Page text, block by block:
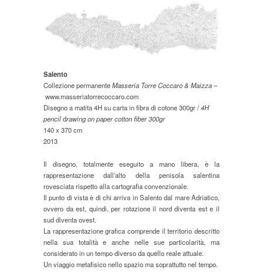
Salento
Collezione permanenteMasseria Torre Coccaro & Maizza –
www.masseriatorrecoccaro.com
Disegno a matita 4H su carta in fibra di cotone 300gr /4H
pencildrawing on paper cotton fiber 300gr
140 x 370 cm
2013
Il disegno, totalmente eseguito a mano libera, è la
rappresentazione dallʼalto della penisola salentina
rovesciata rispetto alla cartografia convenzionale.
Il punto di vista è di chi arriva in Salento dal mare Adriatico,
ovvero da est, quindi, per rotazione il nord diventa est e il
sud diventa ovest.
La rappresentazione grafica comprende il territorio descritto
nella sua totalità e anche nelle sue particolarità, ma
considerato in un tempo diverso da quello reale attuale.
Un viaggio metafisico nello spazio ma soprattutto nel tempo.